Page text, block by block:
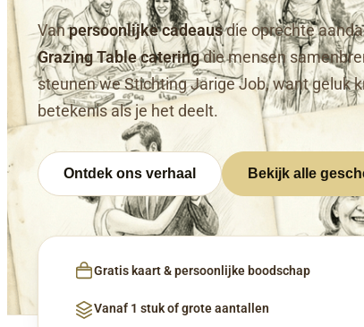
Vanpersoonlijke cadeausdie oprechte
Grazing Table cateringdie mensen
steunen we Stichting Jarige Job, want geluk
betekenis als je het deelt.
Ontdek ons verhaal Bekijk alle
Gratis kaart & persoonlijke boodschap
Vanaf 1 stuk of grote aantallen